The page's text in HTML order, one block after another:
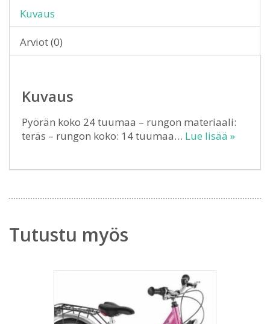
Kuvaus
Arviot (0)
Kuvaus
Pyörän koko 24 tuumaa – rungon materiaali:
teräs – rungon koko: 14 tuumaa… Lue lisää »
Tutustu myös